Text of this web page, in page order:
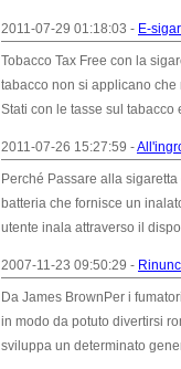
2011-07-29 01:18:03 - E-
Tobacco Tax Free con la
tabacco non si applicano
Stati con le tasse sul
2011-07-26 15:27:59 -
Perché Passare alla
batteria che fornisce un
utente inala attraverso il
2007-11-23 09:50:29 -
Da James BrownPer i
in modo da potuto divertirsi
sviluppa un determinato